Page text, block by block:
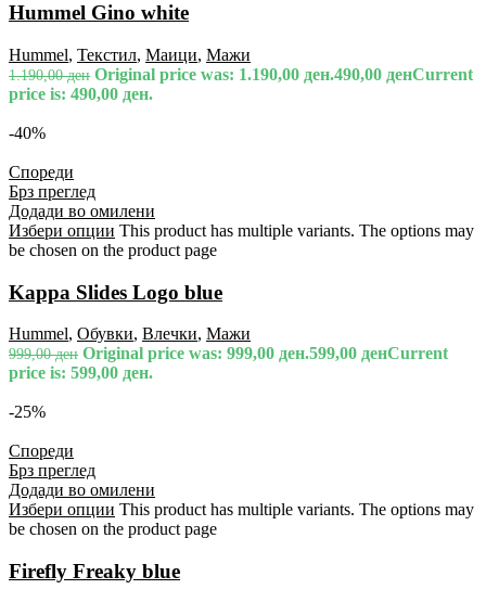
Hummel Gino white
Hummel, Текстил, Маици, Мажи
1.190,00ден Original price was: 1.190,00 ден.490,00 денCurrent
price is: 490,00 ден.
-40%
Спореди
Брз преглед
Додади во омилени
Избери опции This product has multiple variants. The options may
be chosen on the product page
Kappa Slides Logo blue
Hummel, Обувки, Влечки, Мажи
999,00ден Original price was: 999,00 ден.599,00 денCurrent
price is: 599,00 ден.
-25%
Спореди
Брз преглед
Додади во омилени
Избери опции This product has multiple variants. The options may
be chosen on the product page
Firefly Freaky blue